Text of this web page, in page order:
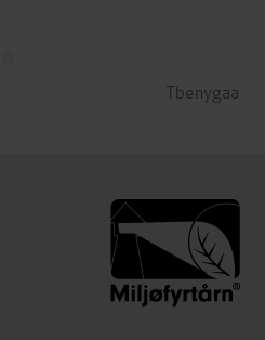
Tbenygaa